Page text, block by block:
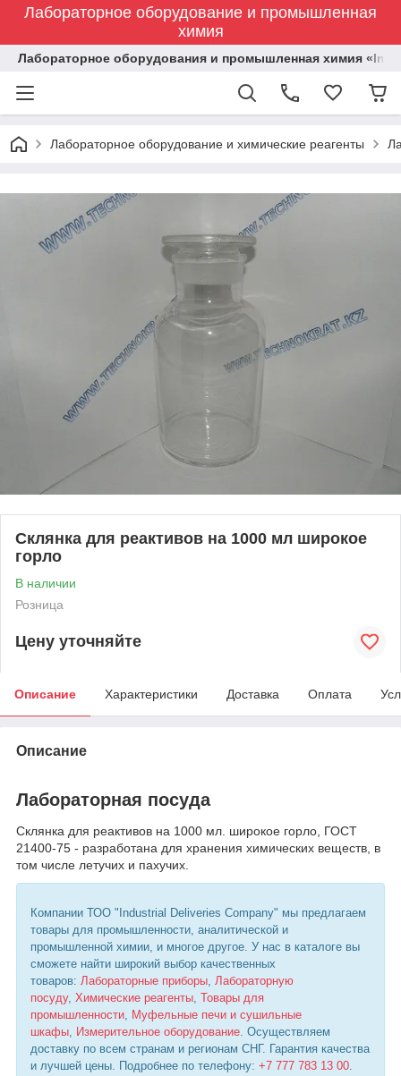
Лабораторное оборудование и промышленная
химия
Лабораторное оборудования и промышленная химия
Лабораторное оборудование и химические реагенты
Склянка для реактивов на 1000 мл широкое
горло
В наличии
Розница
Цену уточняйте
Описание Характеристики Доставка Оплата
Описание
Лабораторная посуда
Склянка для реактивов на 1000 мл. широкое горло, ГОСТ
21400-75 - разработана для хранения химических веществ, в
том числе летучих и пахучих.
Компании ТОО "Industrial Deliveries Company" мы предлагаем
товары для промышленности, аналитической и
промышленной химии, и многое другое. У нас в каталоге вы
сможете найти широкий выбор качественных
товаров: Лабораторные приборы, Лабораторную
посуду, Химические реагенты, Товары для
промышленности, Муфельные печи и сушильные
шкафы, Измерительное оборудование. Осуществляем
доставку по всем странам и регионам СНГ. Гарантия качества
и лучшей цены. Подробнее по телефону: +7 777 783 13 00.